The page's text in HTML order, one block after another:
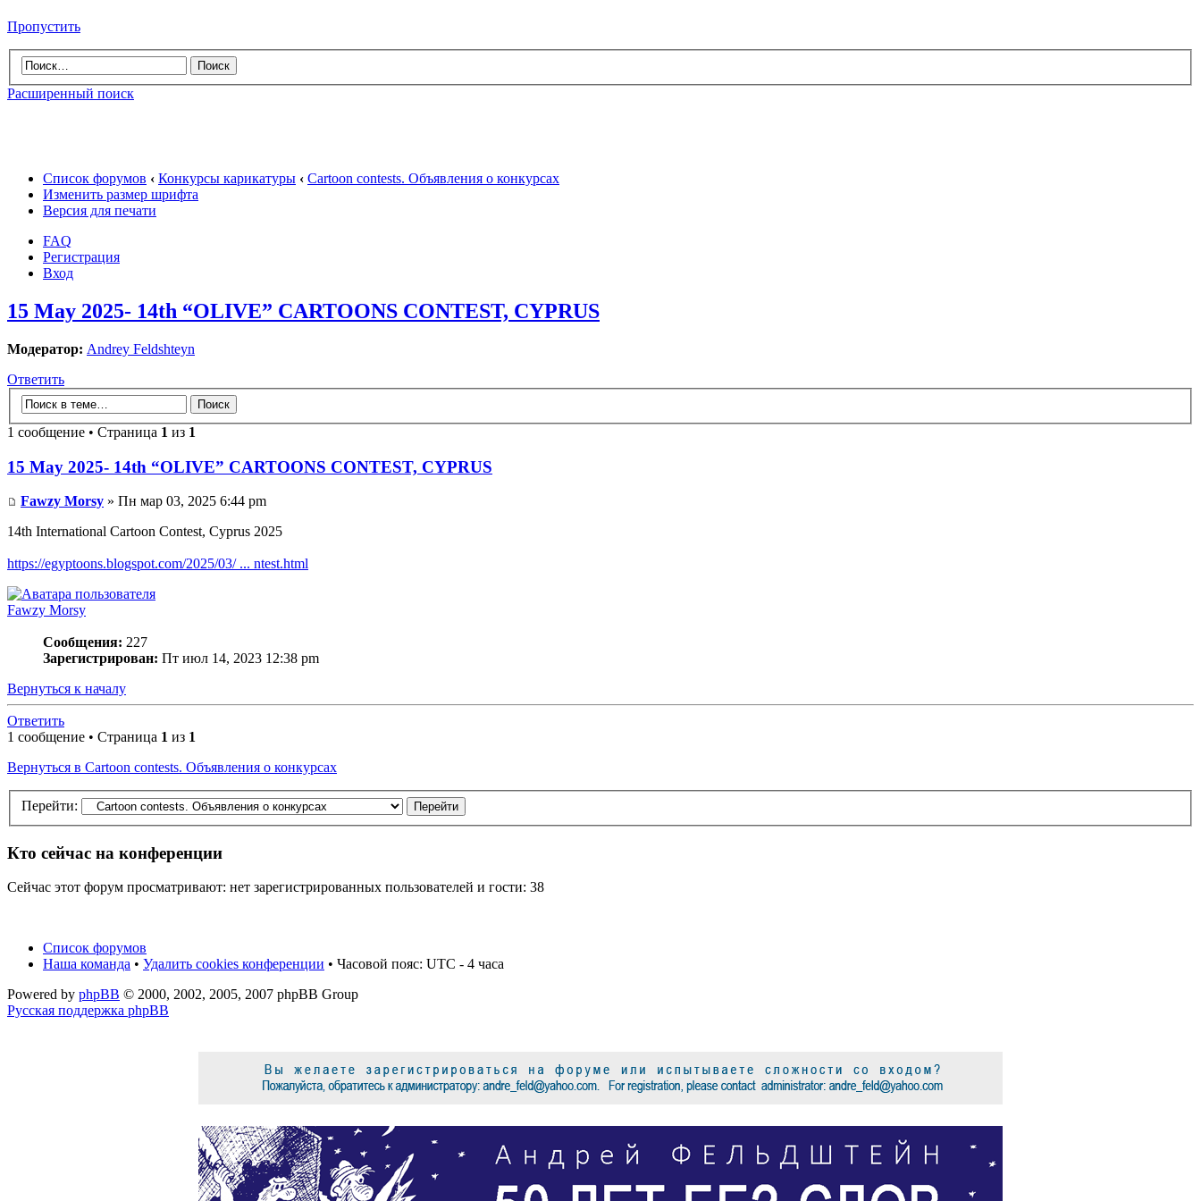
Пропустить
Расширенный поиск
Список форумов ‹ Конкурсы карикатуры ‹ Cartoon contests. Объявления о конкурсах
Изменить размер шрифта
Версия для печати
FAQ
Регистрация
Вход
15 May 2025- 14th “OLIVE” CARTOONS CONTEST, CYPRUS
Модератор: Andrey Feldshteyn
Ответить
1 сообщение • Страница 1 из 1
15 May 2025- 14th “OLIVE” CARTOONS CONTEST, CYPRUS
Fawzy Morsy » Пн мар 03, 2025 6:44 pm
14th International Cartoon Contest, Cyprus 2025
https://egyptoons.blogspot.com/2025/03/ ... ntest.html
Fawzy Morsy
Сообщения: 227
Зарегистрирован: Пт июл 14, 2023 12:38 pm
Вернуться к началу
Ответить
1 сообщение • Страница 1 из 1
Вернуться в Cartoon contests. Объявления о конкурсах
Перейти:
Кто сейчас на конференции
Сейчас этот форум просматривают: нет зарегистрированных пользователей и гости: 38
Список форумов
Наша команда • Удалить cookies конференции • Часовой пояс: UTC - 4 часа
Powered by phpBB © 2000, 2002, 2005, 2007 phpBB Group
Русская поддержка phpBB